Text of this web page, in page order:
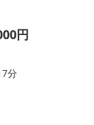
円
分